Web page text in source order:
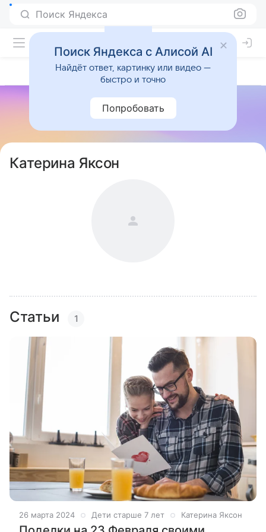
Поиск Яндекса
Катерина Яксон
Статьи 1
26 марта 2024 Дети старше 7 лет Катерина Яксон
Поиск Яндекса с Алисой AI
Найдёт ответ, картинку или видео —
быстро и точно
Попробовать